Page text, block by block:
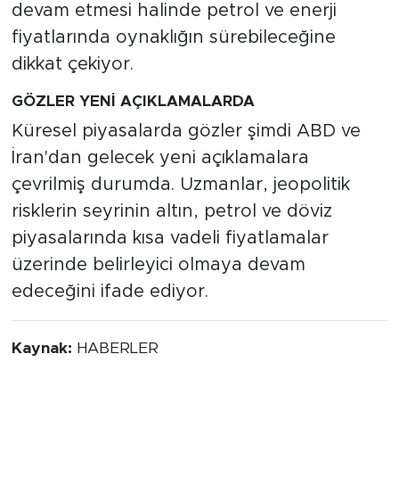
devam etmesi halinde petrol ve enerji
fiyatlarında oynaklığın sürebileceğine
dikkat çekiyor.
GÖZLER YENİ AÇIKLAMALARDA
Küresel piyasalarda gözler şimdi ABD ve
İran'dan gelecek yeni açıklamalara
çevrilmiş durumda. Uzmanlar, jeopolitik
risklerin seyrinin altın, petrol ve döviz
piyasalarında kısa vadeli fiyatlamalar
üzerinde belirleyici olmaya devam
edeceğini ifade ediyor.
Kaynak: HABERLER